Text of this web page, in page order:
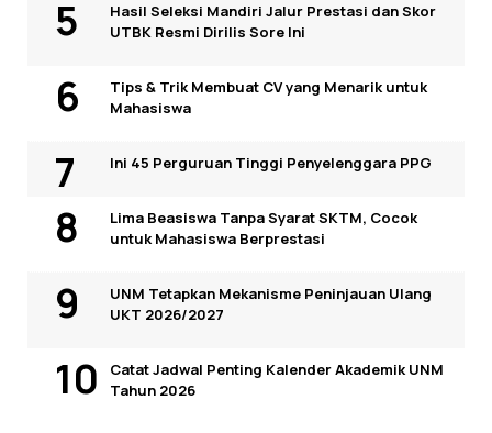
Hasil Seleksi Mandiri Jalur Prestasi dan Skor
UTBK Resmi Dirilis Sore Ini
Tips & Trik Membuat CV yang Menarik untuk
Mahasiswa
Ini 45 Perguruan Tinggi Penyelenggara PPG
Lima Beasiswa Tanpa Syarat SKTM, Cocok
untuk Mahasiswa Berprestasi
UNM Tetapkan Mekanisme Peninjauan Ulang
UKT 2026/2027
Catat Jadwal Penting Kalender Akademik UNM
Tahun 2026